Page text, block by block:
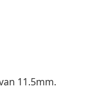
11.5mm.